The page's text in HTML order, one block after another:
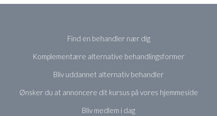
Find en behandler nær dig
Komplementære alternative behandlingsformer
Bliv uddannet alternativ behandler
Ønsker du at annoncere dit kursus på vores hjemmeside
Bliv medlem i dag